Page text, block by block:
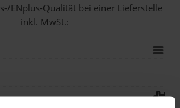
ENplus-Qualität bei einer Lieferstelle
inkl. MwSt.: